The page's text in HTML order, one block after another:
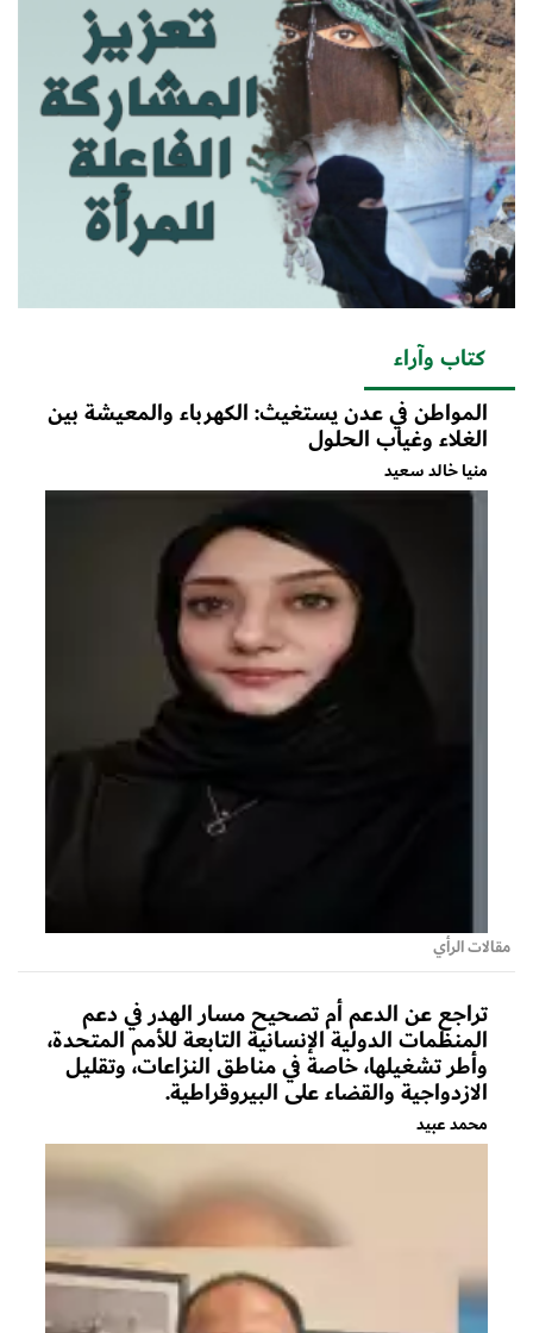
كتاب وآراء
المواطن في عدن يستغيث: الكهرباء والمعيشة بين
الغلاء وغياب الحلول
منيا خالد سعيد
مقالات الرأي
تراجع عن الدعم أم تصحيح مسار الهدر في دعم
المنظمات الدولية الإنسانية التابعة للأمم المتحدة،
وأطر تشغيلها، خاصة في مناطق النزاعات، وتقليل
الازدواجية والقضاء على البيروقراطية.
محمد عبيد